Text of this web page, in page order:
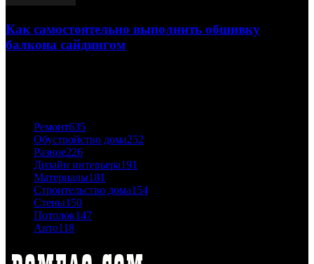
Как самостоятельно выполнить обшивку
балкона сайдингом
Ремонт635
Обустройство дома252
Разное226
Дизайн интерьера191
Материалы181
Строительство дома154
Стены150
Потолок147
Авто118